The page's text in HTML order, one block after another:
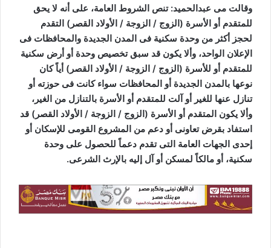
وقالت مى عبدالحميد: تنص الشروط العامة، على أنه لا يحق
للمتقدم أو الأسرة (الزوج / الزوجة / الأولاد القصر) التقدم
لحجز أكثر من وحدة سكنية فى المدن الجديدة والمحافظات فى
الإعلان الواحد، وألا يكون قد سبق تخصيص وحدة أو أرض سكنية
للمتقدم أو للأسرة (الزوج / الزوجة / الأولاد القصر) أياً كان
نوعها بالمدن الجديدة أو المحافظات سواء كانت فى حوزته أو
تنازل عنها للغير أو آلت للمتقدم أو الأسرة بالتنازل من الغير،
وألا يكون المتقدم أو الأسرة (الزوج / الزوجة / الأولاد القصر) قد
استفاد بقرض تعاونى أو دعم من المشروع القومى للإسكان أو
إحدى الجهات العامة التى تقدم دعماً للحصول على وحدة
سكنية، أو مالكاً لمسكن أو آل إليه بالإرث الشرعى.